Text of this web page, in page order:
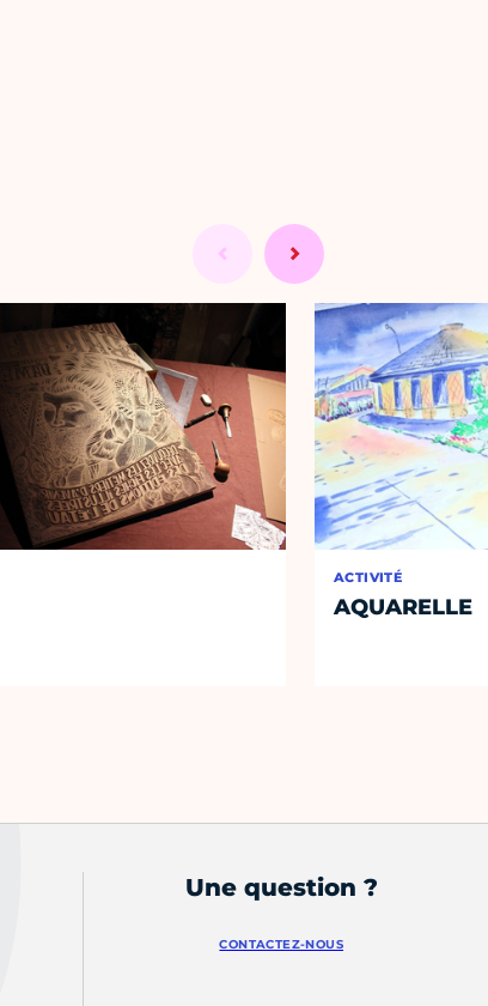
ACTIVITÉ
AQUARELLE
Une question ?
CONTACTEZ-NOUS